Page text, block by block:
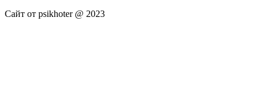
Сайт от psikhoter @ 2023